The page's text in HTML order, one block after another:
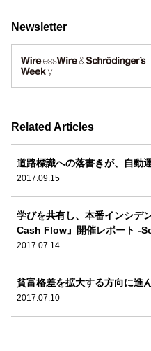
Newsletter
Related Articles
道路標識への落書きが、自動
2017.09.15
学びを共有し、本番インシデ
Cash Flow』開催レポート -
2017.07.14
貧富格差を拡大する方向に進
2017.07.10